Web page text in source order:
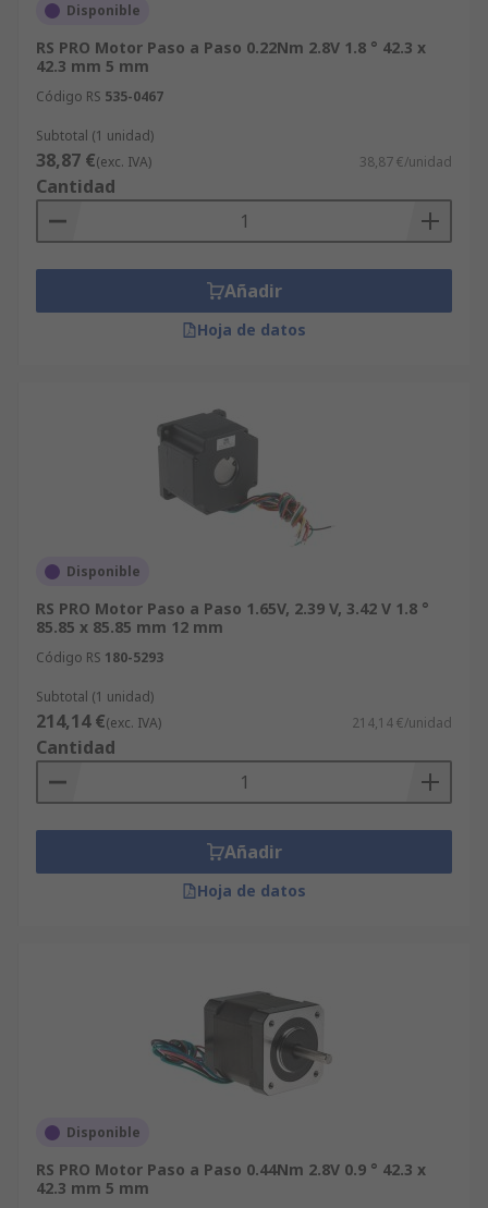
Disponible
RS PRO Motor Paso a Paso 0.22Nm 2.8V 1.8 ° 42.3 x
42.3 mm 5 mm
Código RS 535-0467
Subtotal (1 unidad)
38,87 €(exc. IVA) 38,87 €/unidad
Cantidad
Añadir
Hoja de datos
Disponible
RS PRO Motor Paso a Paso 1.65V, 2.39 V, 3.42 V 1.8 °
85.85 x 85.85 mm 12 mm
Código RS 180-5293
Subtotal (1 unidad)
214,14 €(exc. IVA) 214,14 €/unidad
Cantidad
Añadir
Hoja de datos
Disponible
RS PRO Motor Paso a Paso 0.44Nm 2.8V 0.9 ° 42.3 x
42.3 mm 5 mm